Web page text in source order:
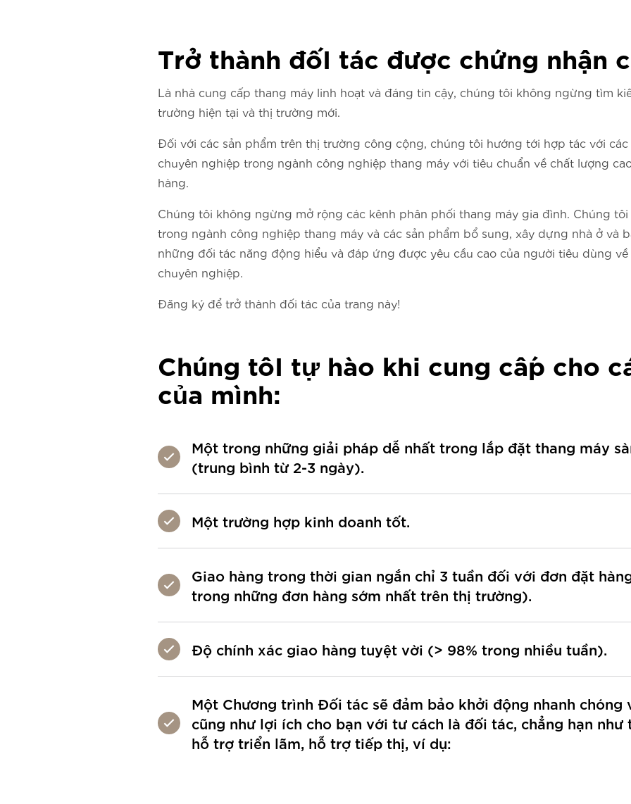
Trở thành đốI tác được chứng nhận
Là nhà cung cấp thang máy linh hoạt và đáng tin cậy, chúng tôi không ngừng tìm
trường hiện tại và thị trường mới.
Đối với các sản phẩm trên thị trường công cộng, chúng tôi hướng tới hợp tác với
chuyên nghiệp trong ngành công nghiệp thang máy với tiêu chuẩn về chất lượng
hàng.
Chúng tôi không ngừng mở rộng các kênh phân phối thang máy gia đình. Chúng
trong ngành công nghiệp thang máy và các sản phẩm bổ sung, xây dựng nhà ở và
những đối tác năng động hiểu và đáp ứng được yêu cầu cao của người tiêu dùng
chuyên nghiệp.
Đăng ký để trở thành đối tác của trang này!
Chúng tôI tự hào khi cung cấp cho
của mình:
Một trong những giải pháp dễ nhất trong lắp đặt thang máy
(trung bình từ 2-3 ngày).
Một trường hợp kinh doanh tốt.
Giao hàng trong thời gian ngắn chỉ 3 tuần đối với đơn đặt
trong những đơn hàng sớm nhất trên thị trường).
Độ chính xác giao hàng tuyệt vời (> 98% trong nhiều tuần).
Một Chương trình Đối tác sẽ đảm bảo khởi động nhanh chóng
cũng như lợi ích cho bạn với tư cách là đối tác, chẳng hạn như
hỗ trợ triển lãm, hỗ trợ tiếp thị, ví dụ: